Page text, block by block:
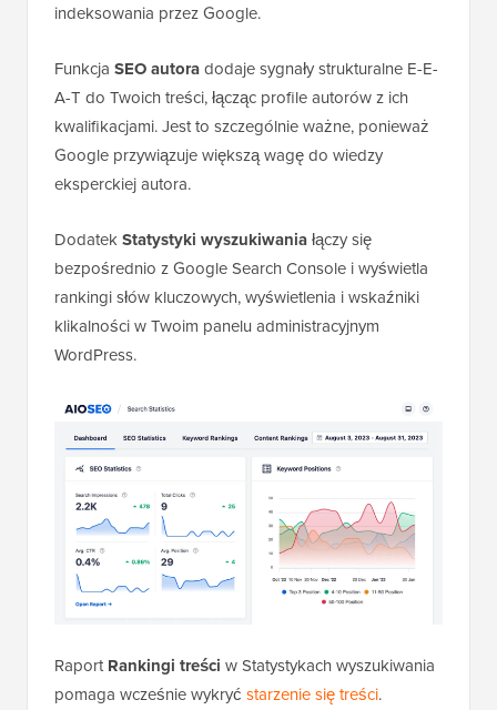
indeksowania przez Google.
Funkcja SEO autoradodaje sygnały strukturalne E-E-
A-T do Twoich treści, łącząc profile autorów z ich
kwalifikacjami. Jest to szczególnie ważne, ponieważ
Google przywiązuje większą wagę do wiedzy
eksperckiej autora.
DodatekStatystyki wyszukiwaniałączy się
bezpośrednio z Google Search Console i wyświetla
rankingi słów kluczowych, wyświetlenia i wskaźniki
klikalności w Twoim panelu administracyjnym
WordPress.
RaportRankingi treści w Statystykach wyszukiwania
pomaga wcześnie wykryć starzenie się treści.